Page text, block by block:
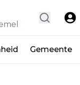
Gemeente